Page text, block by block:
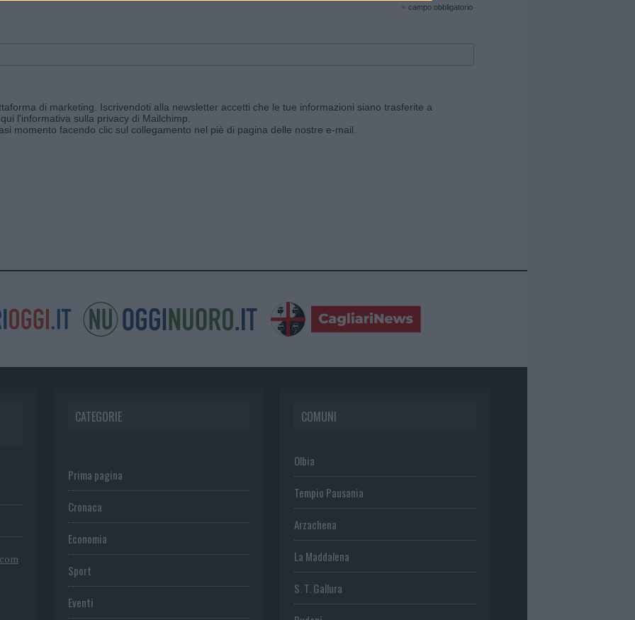
* campo obbligatorio
di marketing. Iscrivendoti alla newsletter accetti che le tue informazioni siano trasferite a
l'informativa sulla privacy di Mailchimp
momento facendo clic sul collegamento nel piè di pagina delle nostre e-mail.
CATEGORIE
Prima pagina
Cronaca
Economia
Sport
Eventi
COMUNI
Olbia
Tempio Pausania
Arzachena
La Maddalena
S. T. Gallura